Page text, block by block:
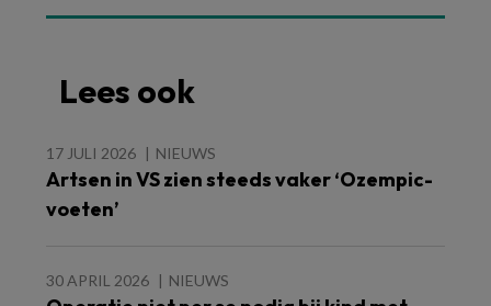
Lees ook
17 JULI 2026 NIEUWS
Artsen in VS zien steeds vaker ‘Ozempic-
voeten’
30 APRIL 2026 NIEUWS